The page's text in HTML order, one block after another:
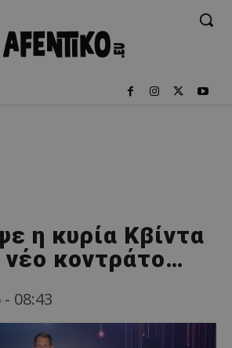
η κυρία Κβίντα
νέο κοντράτο…
08:43